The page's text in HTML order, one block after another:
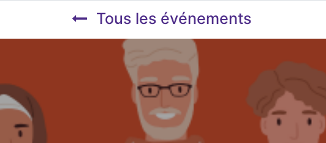
Tous les événements